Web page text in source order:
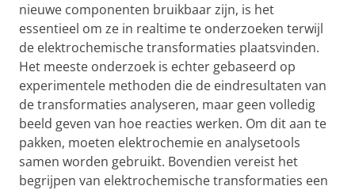
nieuwe componenten bruikbaar zijn, is het
essentieel om ze in realtime te onderzoeken terwijl
de elektrochemische transformaties plaatsvinden.
Het meeste onderzoek is echter gebaseerd op
experimentele methoden die de eindresultaten van
de transformaties analyseren, maar geen volledig
beeld geven van hoe reacties werken. Om dit aan te
pakken, moeten elektrochemie en analysetools
samen worden gebruikt. Bovendien vereist het
begrijpen van elektrochemische transformaties een